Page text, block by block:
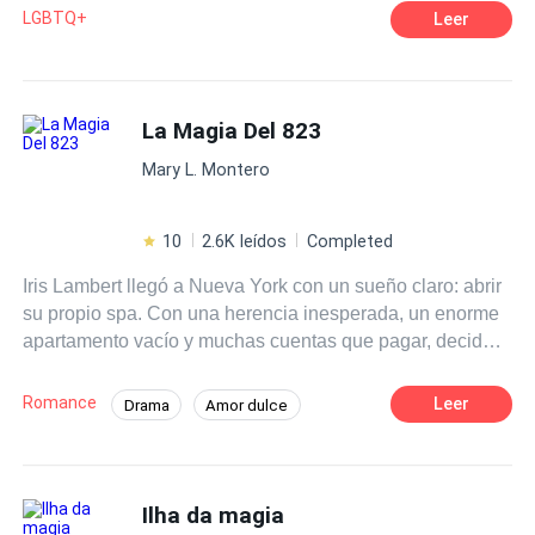
Lamento los errores que pueda contener a nivel narrativo
Adam descubriendo fantasmas de su pasado.
LGBTQ+ Leer
La Magia Del 823
Mary L. Montero
10 2.6K leídos Completed
Iris Lambert llegó a Nueva York con un sueño claro: abrir
su propio spa. Con una herencia inesperada, un enorme
apartamento vacío y muchas cuentas que pagar, decide
nuevo inquilino fuera Hugo Barnard, un oncólogo
brillante y reservado que parece tan fuera de lugar en su
trabajo y la presión de su familia. Pero convivir con Iris,
Romance Drama Amor dulce Leer
Ilha da magia